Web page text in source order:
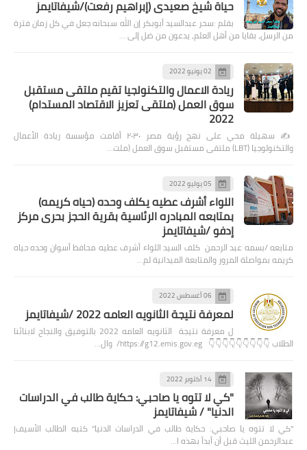
حياة شيخ صعيدى (إبراهيم رفعت)/شيفاتايمز
بقلم :سحر عبدالسيد أبوبكر إن الله سبحانه جعل في كل زمان فترة
من الرسل، بقايا من أهل العلم، يدعون من ضل إلى …
02 يونيو 2022
ريادة الاعمال والتكنولجيا تقيم ملتقى مستقبل
سوق العمل (ملتقى تعزيز الاقتصاد المستدام)
2022
✍️ سهيلة محي على نهج رؤية مصر ٢٠٣٠ أقامت مؤسسة ريادة الأعمال
والتكنولوجيا (LBT) ملتقى مستقبل سوق العمل (ملت…
05 يوليو 2022
اللواء أشرف عطيه يكلف وحده (حياه كريمه)
بمتابعه المبادره الرئاسية بقرية الحجز بحرى مركز
إدفو /شيفاتايمز
متابعه /بسمه عبد الرحمن كلف السيد اللواء أشرف عطيه محافظ أسوان وحده حياه
كريمه بمواصلة المرور والمتابعة الميدانية لم…
06 أغسطس 2022
لمعرفة نتيجة الثانويه العامه 2022 /شيفاتايمز
ل معرفة نتيجة الثانويه العامه 2022 بالتوفيق والنجاح لابنائنا
الطلاب 👇👇👇👇👇👇👇👇👇 https://g12.emis.gov.eg/ وال…
14 أكتوبر 2022
"كي لا تتوه يا صاحبي: حكاية طالب في الدراسات
الدنيا" / شيفاتايمز
"كي لا تتوه يا صاحبي: حكاية طالب في الدراسات الدنيا" كتبه الطالب الأسيف|
عبدالرحمن الليث قبل أن أبدأ بهذه ا…